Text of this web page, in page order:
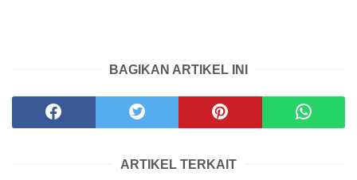
BAGIKAN ARTIKEL INI
ARTIKEL TERKAIT